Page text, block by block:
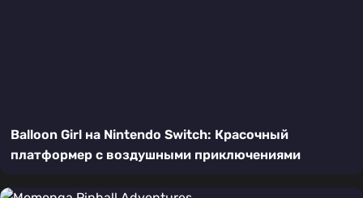
Balloon Girl на Nintendo Switch: Красочный
платформер с воздушными приключениями